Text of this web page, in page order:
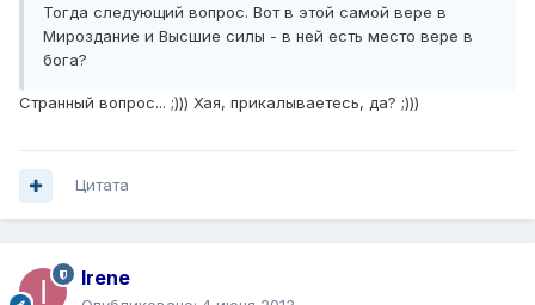
Тогда следующий вопрос. Вот в этой самой вере в
Мироздание и Высшие силы - в ней есть место вере в
бога?
Странный вопрос... ;))) Хая, прикалываетесь, да? ;)))
Цитата
Irene